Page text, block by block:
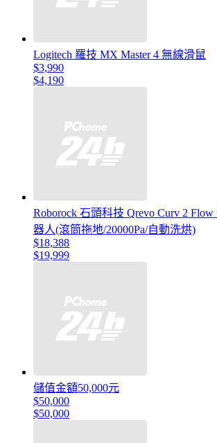
Logitech 羅技 MX Master 4 無線滑鼠
$3,990
$4,190
Roborock 石頭科技 Qrevo Curv 2
器人(滾筒拖地/20000Pa/自動洗烘)
$18,388
$19,999
儲值金額50,000元
$50,000
$50,000